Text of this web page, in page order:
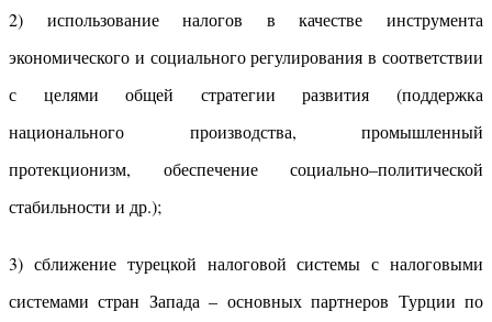
2) использование налогов в качестве инструмента
экономического и социального регулирования в соответствии
с целями общей стратегии развития (поддержка
национального производства, промышленный
протекционизм, обеспечение социально–политической
стабильности и др.);
3) сближение турецкой налоговой системы с налоговыми
системами стран Запада – основных партнеров Турции по